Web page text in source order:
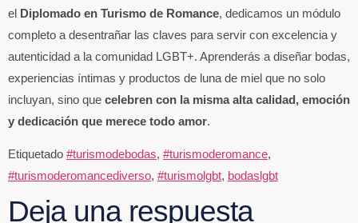
el Diplomado en Turismo de Romance, dedicamos un módulo
completo a desentrañar las claves para servir con excelencia y
autenticidad a la comunidad LGBT+. Aprenderás a diseñar bodas,
experiencias íntimas y productos de luna de miel que no solo
incluyan, sino que celebren con la misma alta calidad, emoción
y dedicación que merece todo amor.
Etiquetado #turismodebodas, #turismoderomance,
#turismoderomancediverso, #turismolgbt, bodaslgbt
Deja una respuesta